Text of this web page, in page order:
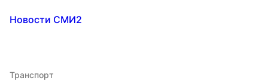
Новости СМИ2
Транспорт